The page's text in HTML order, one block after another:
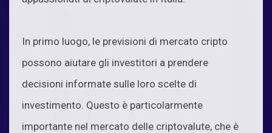
In primo luogo, le previsioni di mercato cripto
possono aiutare gli investitori a prendere
decisioni informate sulle loro scelte di
investimento. Questo è particolarmente
importante nel mercato delle criptovalute, che è